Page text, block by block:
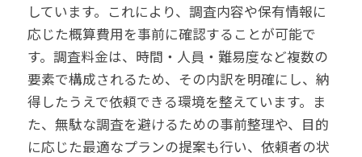
しています。これにより、調査内容や保有情報に
応じた概算費用を事前に確認することが可能で
す。調査料金は、時間・人員・難易度など複数の
要素で構成されるため、その内訳を明確にし、納
得したうえで依頼できる環境を整えています。ま
た、無駄な調査を避けるための事前整理や、目的
に応じた最適なプランの提案も行い、依頼者の状